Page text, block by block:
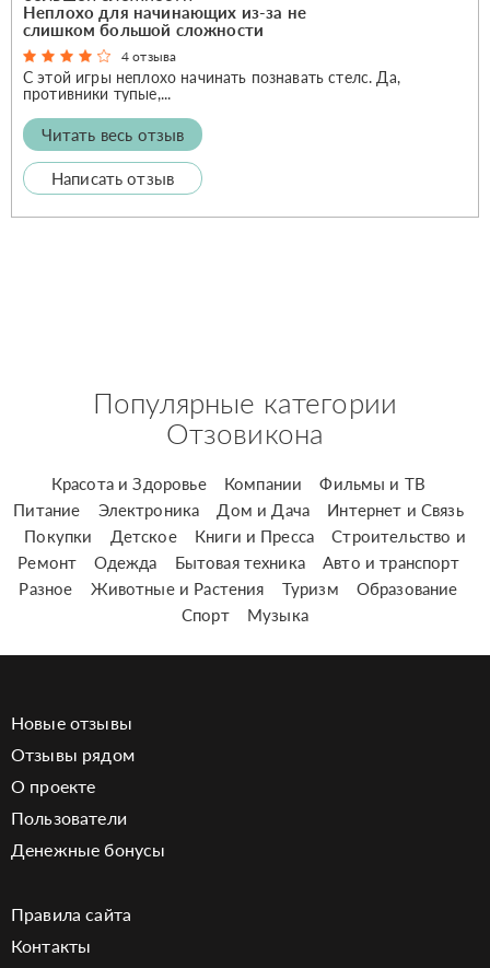
Неплохо для начинающих из-за не
слишком большой сложности
4 отзыва
С этой игры неплохо начинать познавать стелс. Да,
противники тупые,...
Читать весь отзыв
Написать отзыв
Популярные категории
Отзовикона
Красота и Здоровье Компании
Фильмы и ТВ
Питание
Электроника Дом и Дача
Интернет и Связь
Покупки
Детское Книги и Пресса
Строительство и
Ремонт
Одежда Бытовая техника
Авто и транспорт
Разное
Животные и Растения Туризм
Образование
Спорт
Музыка
Новые отзывы
Отзывы рядом
О проекте
Пользователи
Денежные бонусы
Правила сайта
Контакты